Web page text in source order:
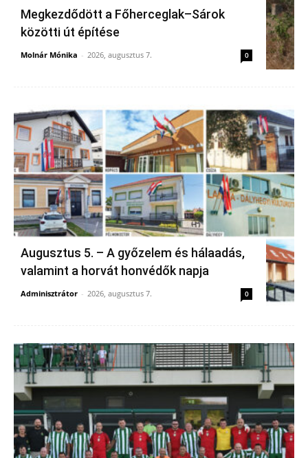
Megkezdődött a Főherceglak–Sárok
közötti út építése
Molnár Mónika - 2026, augusztus 7. 0
Augusztus 5. – A győzelem és hálaadás,
valamint a horvát honvédők napja
Adminisztrátor - 2026, augusztus 7. 0